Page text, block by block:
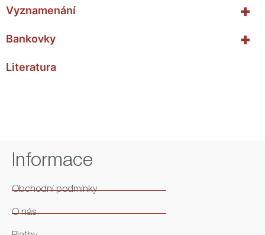
+
Vyznamenání
+
Bankovky
Literatura
Informace
Obchodní podmínky
O nás